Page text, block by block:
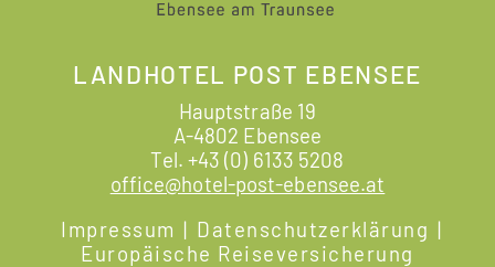
LANDHOTEL POST EBENSEE
Hauptstraße 19
A-4802 Ebensee
Tel. +43 (0) 6133 5208
office@hotel-post-ebensee.at
Impressum | Datenschutzerklärung |
Europäische Reiseversicherung